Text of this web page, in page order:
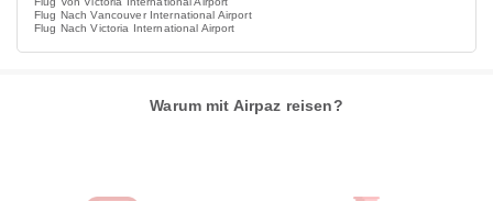
Flug Nach Vancouver International Airport
Flug Nach Victoria International Airport
Warum mit Airpaz reisen?